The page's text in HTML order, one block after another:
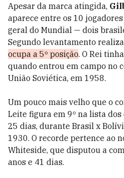
Apesar da marca atingida,
aparece entre os 10
geral do Mundial — dois
Segundo levantamento
ocupa a 5º posição. O Rei
quando entrou em campo no
União Soviética, em 1958.
Um pouco mais velho que o
Leite figura em 9º na lista dos
25 dias, durante Brasil x
1930. O recorde pertence ao
Whiteside, que disputou a
anos e 41 dias.